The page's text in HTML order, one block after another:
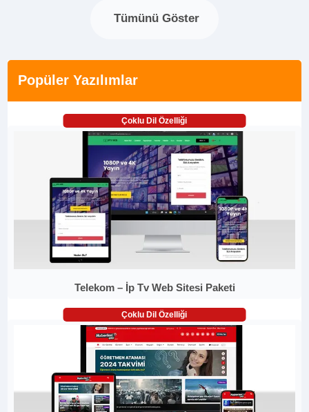
Tümünü Göster
Popüler Yazılımlar
Çoklu Dil Özelliği
Telekom – İp Tv Web Sitesi Paketi
Çoklu Dil Özelliği